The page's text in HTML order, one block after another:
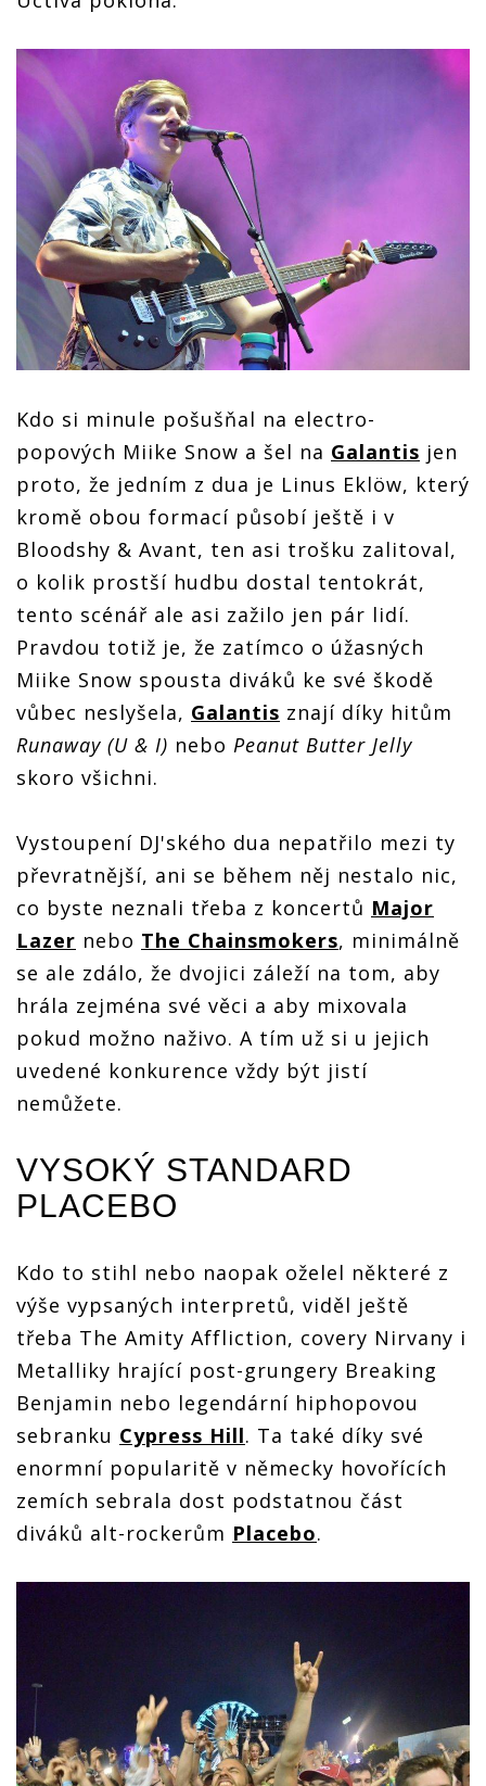
Kdo si minule pošušňal na electro-
popových Miike Snow a šel na Galantis jen
proto, že jedním z dua je Linus Eklöw, který
kromě obou formací působí ještě i v
Bloodshy & Avant, ten asi trošku zalitoval,
o kolik prostší hudbu dostal tentokrát,
tento scénář ale asi zažilo jen pár lidí.
Pravdou totiž je, že zatímco o úžasných
Miike Snow spousta diváků ke své škodě
vůbec neslyšela, Galantis znají díky hitům
Runaway (U & I) nebo Peanut Butter Jelly
skoro všichni.
Vystoupení DJ'ského dua nepatřilo mezi ty
převratnější, ani se během něj nestalo nic,
co byste neznali třeba z koncertů Major
Lazer nebo The Chainsmokers, minimálně
se ale zdálo, že dvojici záleží na tom, aby
hrála zejména své věci a aby mixovala
pokud možno naživo. A tím už si u jejich
uvedené konkurence vždy být jistí
nemůžete.
VYSOKÝ STANDARD
PLACEBO
Kdo to stihl nebo naopak oželel některé z
výše vypsaných interpretů, viděl ještě
třeba The Amity Affliction, covery Nirvany i
Metalliky hrající post-grungery Breaking
Benjamin nebo legendární hiphopovou
sebranku Cypress Hill. Ta také díky své
enormní popularitě v německy hovořících
zemích sebrala dost podstatnou část
diváků alt-rockerům Placebo.